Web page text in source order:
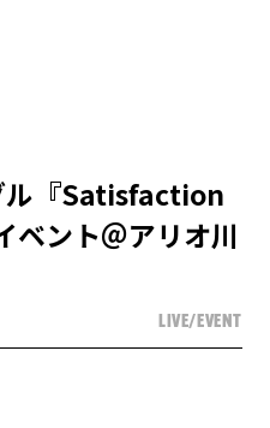
ル『Satisfaction
ント＠アリオ川
LIVE/EVENT